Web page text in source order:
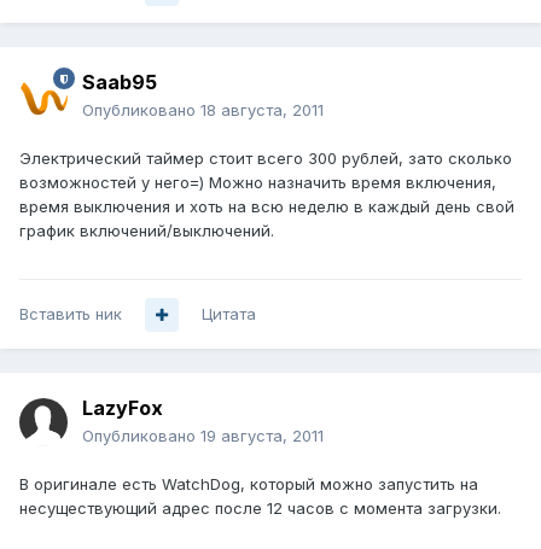
Saab95
Опубликовано 18 августа, 2011
Электрический таймер стоит всего 300 рублей, зато сколько
возможностей у него=) Можно назначить время включения,
время выключения и хоть на всю неделю в каждый день свой
график включений/выключений.
Вставить ник Цитата
LazyFox
Опубликовано 19 августа, 2011
В оригинале есть WatchDog, который можно запустить на
несуществующий адрес после 12 часов с момента загрузки.